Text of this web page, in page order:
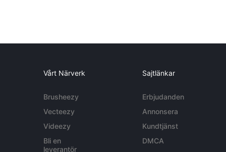
Vårt Närverk
Brusheezy
Vecteezy
Videezy
Bli en
leverantör
Sajtlänkar
Erbjudanden
Annonsera
Kundtjänst
DMCA